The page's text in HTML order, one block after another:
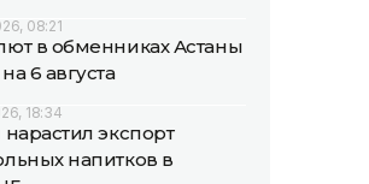
08:21
в обменниках Астаны
6 августа
18:34
нарастил экспорт
напитков в